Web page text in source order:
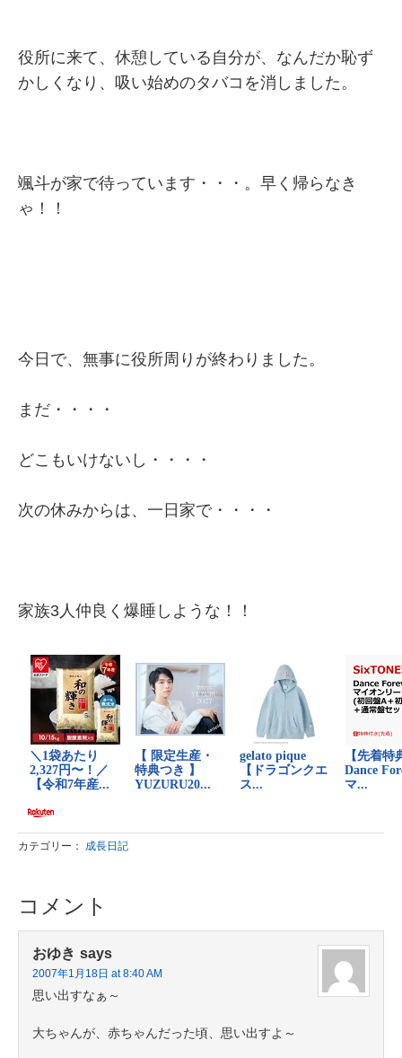
役所に来て、休憩している自分が、なんだか恥ず
かしくなり、吸い始めのタバコを消しました。
颯斗が家で待っています・・・。早く帰らなき
ゃ！！
今日で、無事に役所周りが終わりました。
まだ・・・・
どこもいけないし・・・・
次の休みからは、一日家で・・・・
家族3人仲良く爆睡しような！！
カテゴリー： 成長日記
コメント
おゆき says
2007年1月18日 at 8:40 AM
思い出すなぁ～
大ちゃんが、赤ちゃんだった頃、思い出すよ～